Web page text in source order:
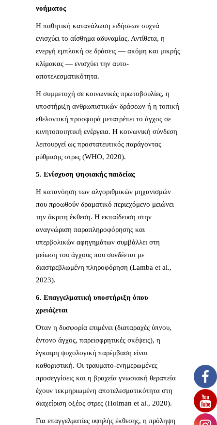
νοήματος
Η παθητική κατανάλωση ειδήσεων συχνά
ενισχύει το αίσθημα αδυναμίας. Αντίθετα, η
ενεργή εμπλοκή σε δράσεις — ακόμη και μικρής
κλίμακας — ενισχύει την αυτο-
αποτελεσματικότητα.
Η συμμετοχή σε κοινωνικές πρωτοβουλίες, η
υποστήριξη ανθρωπιστικών δράσεων ή η τοπική
εθελοντική προσφορά μετατρέπει το άγχος σε
κινητοποιητική ενέργεια. Η κοινωνική σύνδεση
λειτουργεί ως προστατευτικός παράγοντας
ρύθμισης στρες (WHO, 2020).
5. Ενίσχυση ψηφιακής παιδείας
Η κατανόηση των αλγοριθμικών μηχανισμών
που προωθούν δραματικό περιεχόμενο μειώνει
την άκριτη έκθεση. Η εκπαίδευση στην
αναγνώριση παραπληροφόρησης και
υπερβολικών αφηγημάτων συμβάλλει στη
μείωση του άγχους που συνδέεται με
διαστρεβλωμένη πληροφόρηση (Lamba et al.,
2023).
6. Επαγγελματική υποστήριξη όπου
χρειάζεται
Όταν η δυσφορία επιμένει (διαταραχές ύπνου,
έντονο άγχος, παρεισφρητικές σκέψεις), η
έγκαιρη ψυχολογική παρέμβαση είναι
καθοριστική. Οι τραυματο-ενημερωμένες
προσεγγίσεις και η βραχεία γνωσιακή θεραπεία
έχουν τεκμηριωμένη αποτελεσματικότητα στη
διαχείριση οξέος στρες (Holman et al., 2020).
Για επαγγελματίες υψηλής έκθεσης, η πρόληψη